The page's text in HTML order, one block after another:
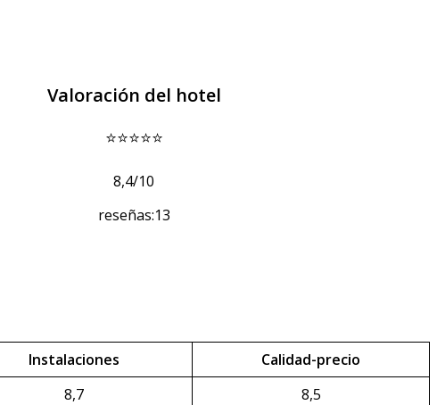
Valoración del hotel
⭐⭐⭐⭐⭐
8,4/10
reseñas:13
Instalaciones
Calidad-precio
8,7 8,5